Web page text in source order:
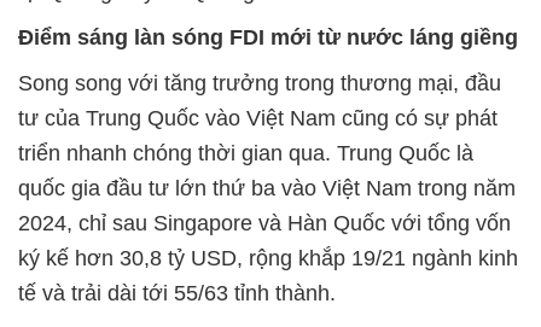
Điểm sáng làn sóng FDI mới từ nước láng giềng
Song song với tăng trưởng trong thương mại, đầu
tư của Trung Quốc vào Việt Nam cũng có sự phát
triển nhanh chóng thời gian qua. Trung Quốc là
quốc gia đầu tư lớn thứ ba vào Việt Nam trong năm
2024, chỉ sau Singapore và Hàn Quốc với tổng vốn
ký kế hơn 30,8 tỷ USD, rộng khắp 19/21 ngành kinh
tế và trải dài tới 55/63 tỉnh thành.